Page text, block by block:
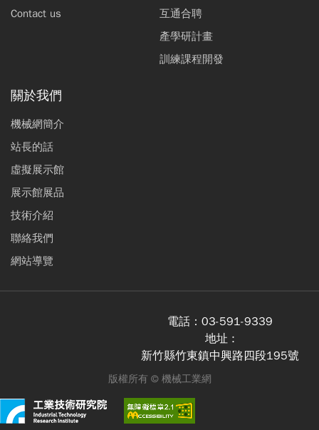
Contact us
互通合聘
產學研計畫
訓練課程開發
關於我們
機械網簡介
站長的話
虛擬展示館
展示館展品
技術介紹
聯絡我們
網站導覽
電話： 03-591-9339
地址 :
新竹縣竹東鎮中興路四段195號
版權所有 © 機械工業網